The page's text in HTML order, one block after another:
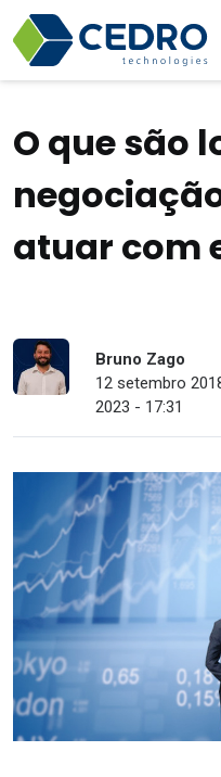
O que são
atuar com
Bruno Zago
12 setembro
2023 - 17:31